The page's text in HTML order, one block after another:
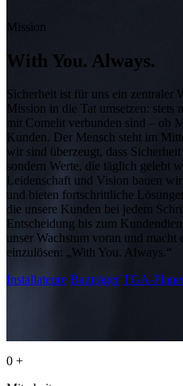
Mission
With You. Always.
Sicherheit ist für uns ein zentraler
Mission in die Tat umsetzen: stets
mit Comelit verbunden sind – ob
Kunden. Der Mensch steht im
wir sind überzeugt, dass
sondern Werte, die täglich gelebt
Leidenschaft und Vision bauen
und bieten fortschrittliche
die unsere Kunden bei jedem
Entscheidung bis zum
unser Wachstum voran und macht
einzulösen: „With You. Always.“
Installateure Bauträger TGA-
0 +